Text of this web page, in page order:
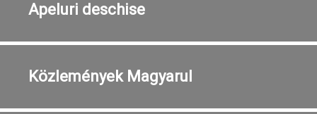
Apeluri deschise
Közlemények Magyarul